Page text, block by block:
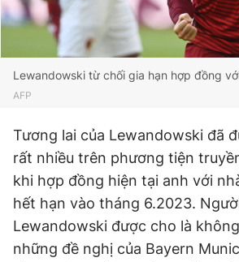
Tổng biên tập: Nguyễn Ngọc Toàn
Phó tổng biên tập thường trực: Hải Thành
Phó tổng biên tập: Lâm Hiếu Dũng
Phó tổng biên tập: Trần Việt Hưng
Giấy phép xuất bản số 110/GP - BTTTT
bản. Phát triển bởi ePi Technologies, JSC.
Lewandowski từ chối gia hạn hợp đồng
AFP
Tương lai của Lewandowski đã
rất nhiều trên phương tiện
khi hợp đồng hiện tại anh với
hết hạn vào tháng 6.2023.
Lewandowski được cho là
những đề nghị của Bayern